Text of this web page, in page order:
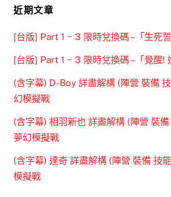
近期文章
[台版] Part 1 ~ 3 限時兌換碼 –「生死誓
[台版] Part 1 ~ 3 限時兌換碼 –「覺醒!
(含字幕) D-Boy 詳盡解構 (陣營 裝備
幻模擬戰
(含字幕) 相羽新也 詳盡解構 (陣營 裝
夢幻模擬戰
(含字幕) 達奇 詳盡解構 (陣營 裝備 技
模擬戰